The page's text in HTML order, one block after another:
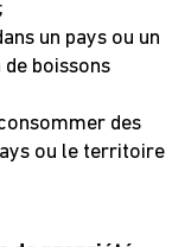
un pays ou un
boissons
des
ou le territoire